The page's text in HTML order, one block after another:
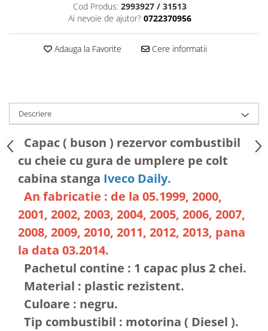
Cod Produs: 2993927 / 31513
Ai nevoie de ajutor? 0722370956
Adauga la Favorite Cere informatii
Descriere
Capac ( buson ) rezervor combustibil
cu cheie cu gura de umplere pe colt
cabina stanga Iveco Daily.
An fabricatie : de la 05.1999, 2000,
2001, 2002, 2003, 2004, 2005, 2006, 2007,
2008, 2009, 2010, 2011, 2012, 2013, pana
la data 03.2014.
Pachetul contine : 1 capac plus 2 chei.
Material : plastic rezistent.
Culoare : negru.
Tip combustibil : motorina ( Diesel ).